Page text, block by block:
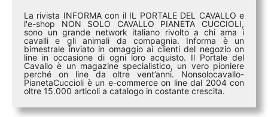
La rivista INFORMA con il IL PORTALE DEL CAVALLO e
l'e-shop NON SOLO CAVALLO PIANETA CUCCIOLI,
sono un grande network italiano rivolto a chi ama i
cavalli e gli animali da compagnia. Informa è un
bimestrale inviato in omaggio ai clienti del negozio on
line in occasione di ogni loro acquisto. Il Portale del
Cavallo è un magazine specialistico, un vero pioniere
perché on line da oltre vent’anni. Nonsolocavallo-
PianetaCuccioli è un e-commerce on line dal 2004 con
oltre 15.000 articoli a catalogo in costante crescita.